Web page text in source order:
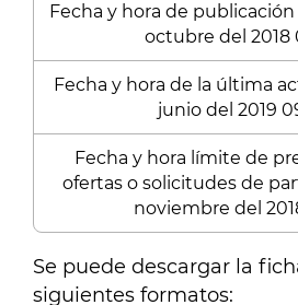
Fecha y hora de publicación
octubre del 2018
Fecha y hora de la última
junio del 2019
Fecha y hora límite de
ofertas o solicitudes de
noviembre del
Se puede descargar la
siguientes formatos: